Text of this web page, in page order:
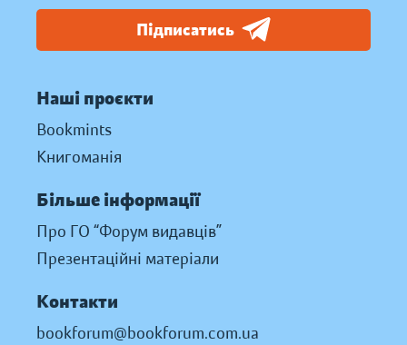
Підписатись
Наші проєкти
Bookmints
Книгоманія
Більше інформації
Про ГО “Форум видавців”
Презентаційні матеріали
Контакти
bookforum@bookforum.com.ua